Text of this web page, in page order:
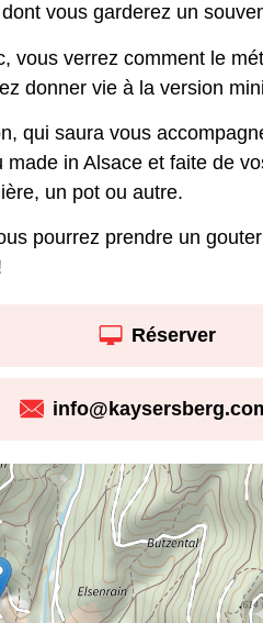
vous garderez un
vous verrez comment le
donner vie à la version
qui saura vous
in Alsace et faite de
un pot ou autre.
pourrez prendre un
Réserver